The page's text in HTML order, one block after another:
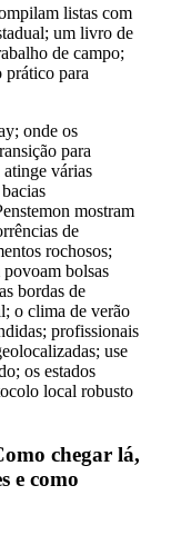
listas com
um livro de
de campo;
prático para
onde os
para
atinge várias
mostram
de
rochosos;
bolsas
bordas de
o clima de verão
profissionais
use
os estados
local robusto
chegar lá,
e como